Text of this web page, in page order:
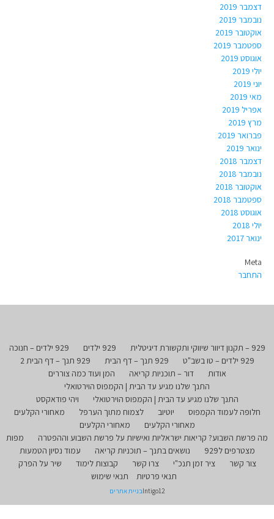
דצמבר 2019
נובמבר 2019
אוקטובר 2019
ספטמבר 2019
אוגוסט 2019
יולי 2019
יוני 2019
מאי 2019
אפריל 2019
מרץ 2019
פברואר 2019
ינואר 2019
דצמבר 2018
נובמבר 2018
אוקטובר 2018
ספטמבר 2018
אוגוסט 2018
יולי 2018
ינואר 2017
Meta
התחבר
929 – תקנון דיוור שיווקי ותקשורת דיגיטלית 929 ילדים
929 ילדים – חנוכה
929 ילדים – טו בשב"ט
929 תנך – דף הבית
929 תנך – דף הבית 2
אודות
דור – תוכניות קריאה
המן ועוד כמה צוררים
התנך שלנו מגיע עד הבית | הקמפוס הוירטואלי
התנך שלנו מגיע עד הבית | הקמפוס הוירטואלי
ויהי פודאקסט
חלופה לעמוד הקמפוס
יוטיוב לצמוח מתוך הערפל
מאחורי הקלעים
מאחורי הקלעים
מאחורי הקלעים
מה פרשת השבוע? קריאות ישראליות ואישיות על פרשת השבוע וההפטרה
מפות
מצטרפים ל929
נושאים בתנך – תוכניות קריאה
עמוד נסיון הטמעות
צור קשר
ציר זמן תנכ"י צרו קשר קבוצות לימוד
שיר על הפרק
תנאי פרטיות
תנאי שימוש
Intigo12בניית אתרים